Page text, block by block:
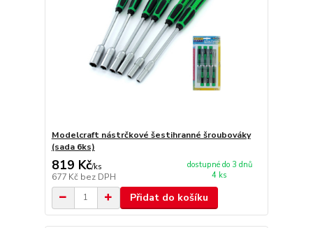
Modelcraft nástrčkové šestihranné šroubováky
(sada 6ks)
819 Kč/ks
677 Kč bez DPH
dostupné do 3 dnů
4 ks
Přidat do košíku